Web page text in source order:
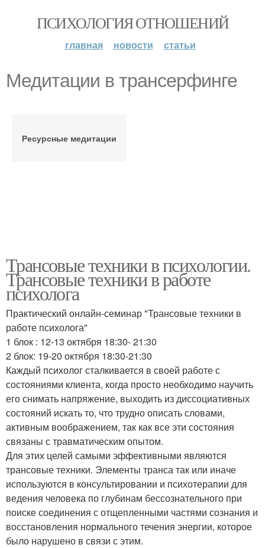
ПСИХОЛОГИЯ ОТНОШЕНИЙ
главная новости статьи
Медитации в трансерфинге
Ресурсные медитации
Трансовые техники в психологии.
Трансовые техники в работе
психолога
Практический онлайн-семинар "Трансовые техники в
работе психолога"
1 блок : 12-13 октября 18:30- 21:30
2 блок: 19-20 октября 18:30-21:30
Каждый психолог сталкивается в своей работе с
состояниями клиента, когда просто необходимо научить
его снимать напряжение, выходить из диссоциативных
состояний искать то, что трудно описать словами,
активным воображением, так как все эти состояния
связаны с травматическим опытом.
Для этих целей самыми эффективными являются
трансовые техники. Элементы транса так или иначе
используются в консультировании и психотерапии для
ведения человека по глубинам бессознательного при
поиске соединения с отщепленными частями сознания и
восстановления нормального течения энергии, которое
было нарушено в связи с этим.